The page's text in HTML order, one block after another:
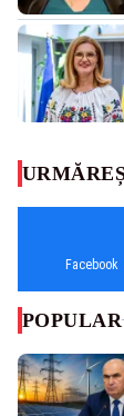
Facebook
POPULAR